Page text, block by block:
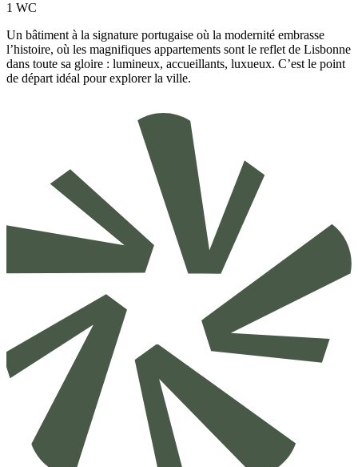
1 WC
Un bâtiment à la signature portugaise où la modernité embrasse
l’histoire, où les magnifiques appartements sont le reflet de Lisbonne
dans toute sa gloire : lumineux, accueillants, luxueux. C’est le point
de départ idéal pour explorer la ville.